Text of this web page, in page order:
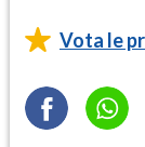
Vota le